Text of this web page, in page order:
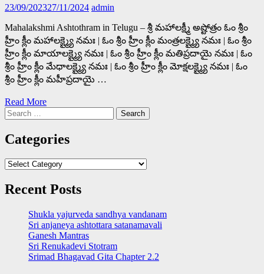
23/09/202327/11/2024 admin
Mahalakshmi Ashtothram in Telugu – శ్రీ మహాలక్ష్మీ అష్టోత్రం ఓం శ్రీం
హ్రీం క్లీం మహాలక్ష్మ్యై నమః | ఓం శ్రీం హ్రీం క్లీం మంత్రలక్ష్మ్యై నమః | ఓం శ్రీం
హ్రీం క్లీం మాయాలక్ష్మ్యై నమః | ఓం శ్రీం హ్రీం క్లీం మతిప్రదాయై నమః | ఓం
శ్రీం హ్రీం క్లీం మేధాలక్ష్మ్యై నమః | ఓం శ్రీం హ్రీం క్లీం మోక్షలక్ష్మ్యై నమః | ఓం
శ్రీం హ్రీం క్లీం మహీప్రదాయై …
Read More
Search
for:
Categories
Categories
Recent Posts
Shukla yajurveda sandhya vandanam
Sri anjaneya ashtottara satanamavali
Ganesh Mantras
Sri Renukadevi Stotram
Srimad Bhagavad Gita Chapter 2.2